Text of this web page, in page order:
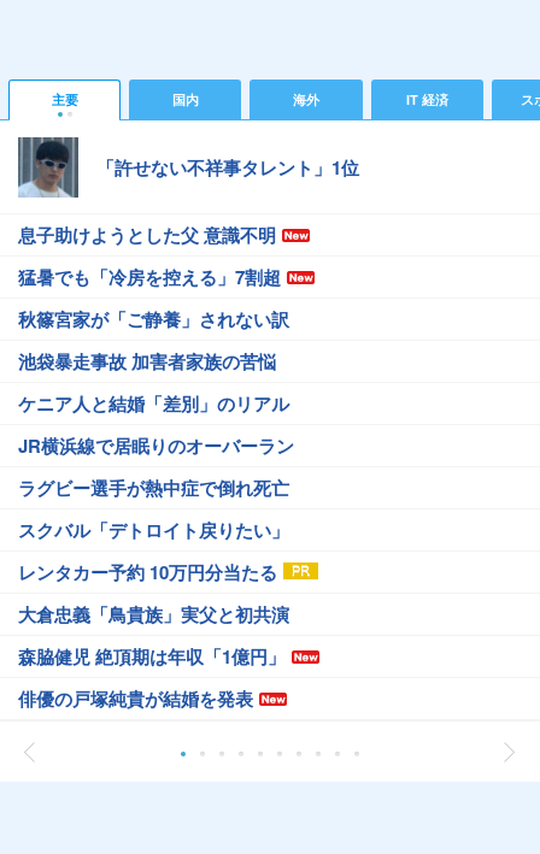
主要 国内 海外 IT 経済 ス
「許せない不祥事タレント」1位
息子助けようとした父 意識不明
猛暑でも「冷房を控える」7割超
秋篠宮家が「ご静養」されない訳
池袋暴走事故 加害者家族の苦悩
ケニア人と結婚「差別」のリアル
JR横浜線で居眠りのオーバーラン
ラグビー選手が熱中症で倒れ死亡
スクバル「デトロイト戻りたい」
レンタカー予約 10万円分当たる
大倉忠義「鳥貴族」実父と初共演
森脇健児 絶頂期は年収「1億円」
俳優の戸塚純貴が結婚を発表